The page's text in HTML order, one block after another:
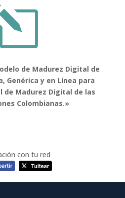
de Madurez Digital de
Genérica y en Línea para
de Madurez Digital de las
Colombianas.»
con tu red